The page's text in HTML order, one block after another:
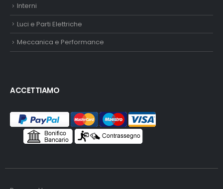
Interni
Luci e Parti Elettriche
Meccanica e Performance
ACCETTIAMO